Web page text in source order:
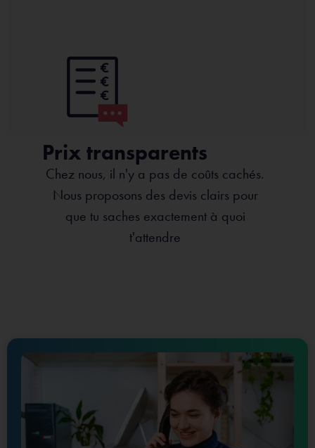
Prix transparents
Chez nous, il n'y a pas de coûts cachés.
Nous proposons des devis clairs pour
que tu saches exactement à quoi
t'attendre